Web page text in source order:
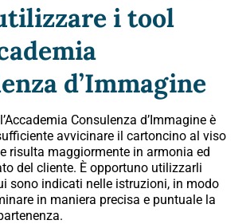
i tool
d’Immagine
Consulenza d’Immagine è
avvicinare il cartoncino al viso
risulta maggiormente in armonia ed
del cliente. È opportuno utilizzarli
sono indicati nelle istruzioni, in modo
in maniera precisa e puntuale la